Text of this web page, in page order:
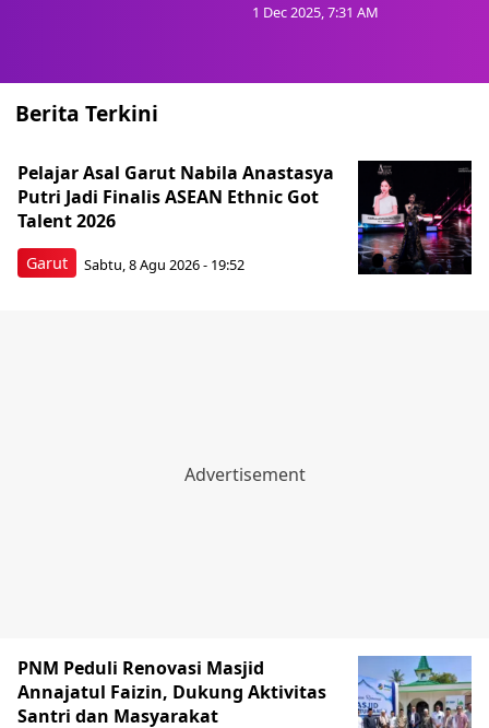
1 Dec 2025, 7:31 AM
Berita Terkini
Garut
Pelajar Asal Garut Nabila Anastasya
Putri Jadi Finalis ASEAN Ethnic Got
Talent 2026
Sabtu, 8 Agu 2026 - 19:52
PNM Peduli Renovasi Masjid
Annajatul Faizin, Dukung Aktivitas
Santri dan Masyarakat